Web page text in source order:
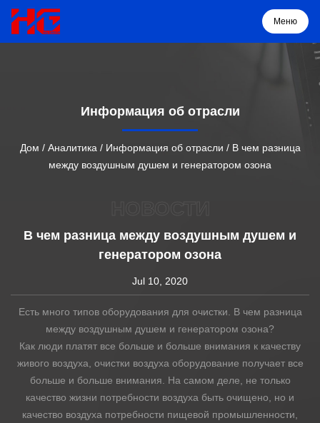
Меню
Продукция
Решение
Проекты
Аналитика
Контакты
Информация об отрасли
Дом / Аналитика / Информация об отрасли / В чем разница
между воздушным душем и генератором озона
В чем разница между воздушным душем и
генератором озона
Jul 10, 2020
Есть много типов оборудования для очистки. В чем разница
между воздушным душем и генератором озона?
Как люди платят все больше и больше внимания к качеству
живого воздуха, очистки воздуха оборудование получает все
больше и больше внимания. На самом деле, не только
качество жизни потребности воздуха быть очищено, но и
качество воздуха потребности пищевой промышленности,